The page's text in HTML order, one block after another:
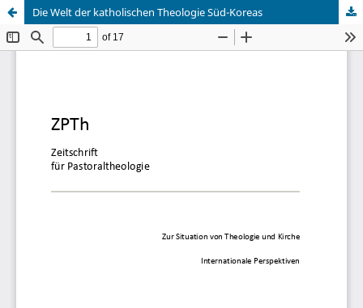
Die Welt der katholischen Theologie Süd-Koreas